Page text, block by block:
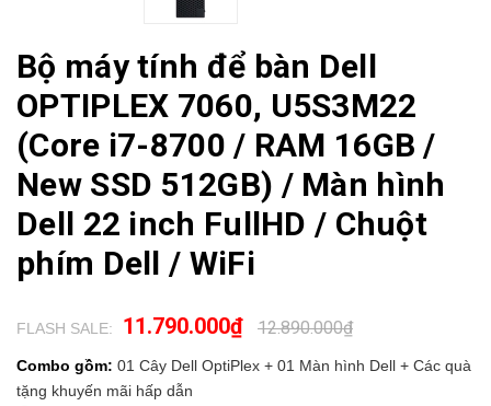
Bộ máy tính để bàn Dell
OPTIPLEX 7060, U5S3M22
(Core i7-8700 / RAM 16GB /
New SSD 512GB) / Màn hình
Dell 22 inch FullHD / Chuột
phím Dell / WiFi
FLASH SALE: 11.790.000₫ 12.890.000₫
Combo gồm: 01 Cây Dell OptiPlex + 01 Màn hình Dell + Các quà
tặng khuyến mãi hấp dẫn